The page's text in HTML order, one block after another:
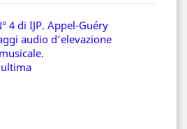
4 di IJP. Appel-Guéry
audio d’elevazione